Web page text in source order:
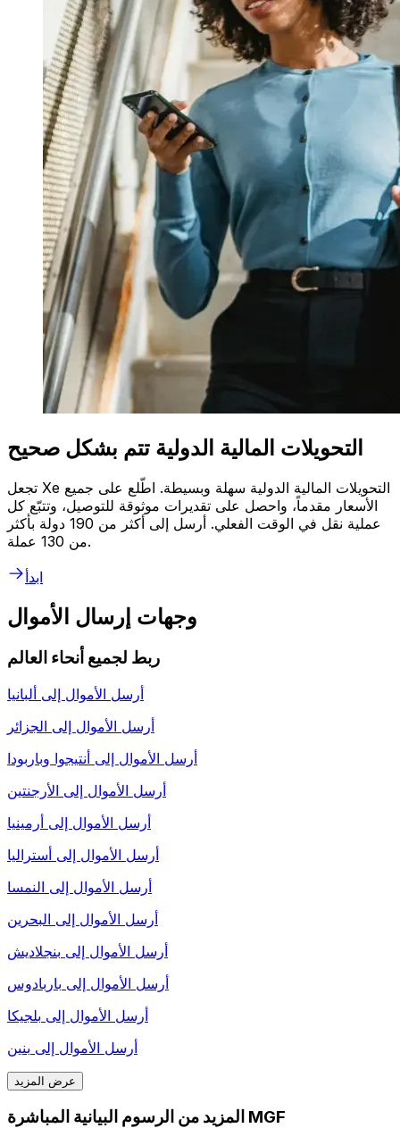
التحويلات المالية الدولية تتم بشكل صحيح
تجعل Xe التحويلات المالية الدولية سهلة وبسيطة. اطّلع على جميع
الأسعار مقدماً، واحصل على تقديرات موثوقة للتوصيل، وتتبّع كل
عملية نقل في الوقت الفعلي. أرسل إلى أكثر من 190 دولة بأكثر
من 130 عملة.
ابدأ
وجهات إرسال الأموال
ربط لجميع أنحاء العالم
أرسل الأموال إلى ألبانيا
أرسل الأموال إلى الجزائر
أرسل الأموال إلى أنتيجوا وباربودا
أرسل الأموال إلى الأرجنتين
أرسل الأموال إلى أرمينيا
أرسل الأموال إلى أستراليا
أرسل الأموال إلى النمسا
أرسل الأموال إلى البحرين
أرسل الأموال إلى بنجلاديش
أرسل الأموال إلى باربادوس
أرسل الأموال إلى بلجيكا
أرسل الأموال إلى بنين
عرض المزيد
المزيد من الرسوم البيانية المباشرة MGF